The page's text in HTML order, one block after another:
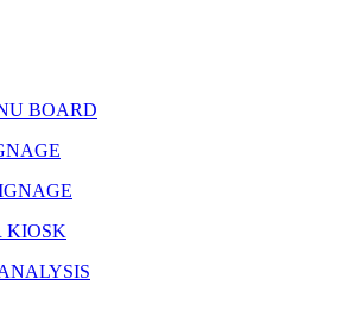
BOARD
KIOSK